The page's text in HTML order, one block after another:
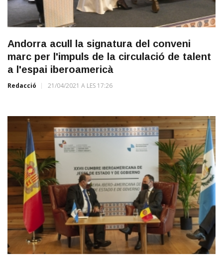
Andorra acull la signatura del conveni
marc per l'impuls de la circulació de talent
a l'espai iberoamericà
Redacció 21/04/2021 A LES 17:26